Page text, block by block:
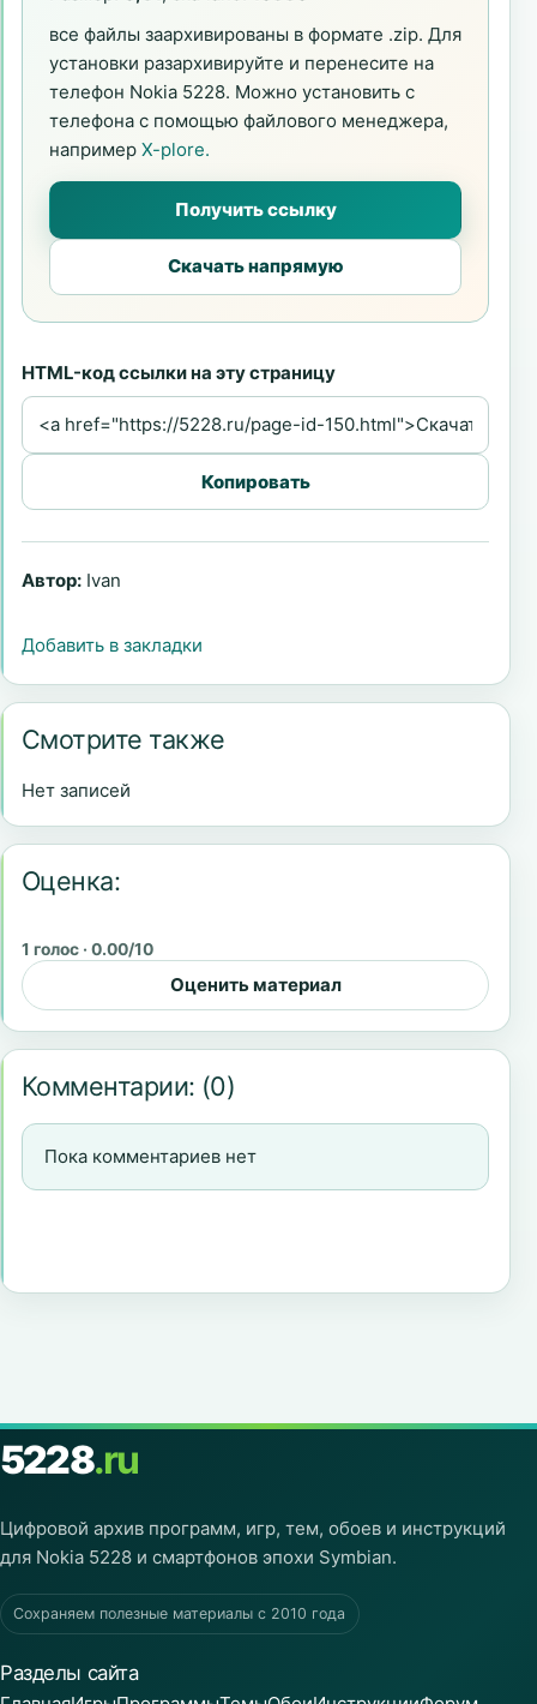
все файлы заархивированы в формате .zip. Для
установки разархивируйте и перенесите на
телефон Nokia 5228. Можно установить с
телефона с помощью файлового менеджера,
например X-plore.
Получить ссылку
Скачать напрямую
HTML-код ссылки на эту страницу
Копировать
Автор: Ivan
Добавить в закладки
Смотрите также
Нет записей
Оценка:
1 голос · 0.00/10
Оценить материал
Комментарии: (0)
Пока комментариев нет
5228.ru
Цифровой архив программ, игр, тем, обоев и инструкций
для Nokia 5228 и смартфонов эпохи Symbian.
Сохраняем полезные материалы с 2010 года
Разделы сайта